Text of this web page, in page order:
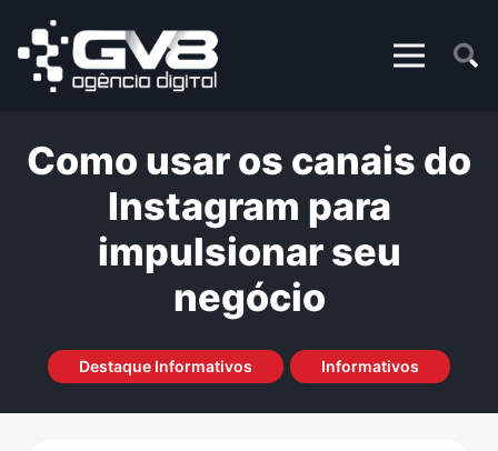
Como usar os canais do
Instagram para
impulsionar seu
negócio
Destaque Informativos Informativos